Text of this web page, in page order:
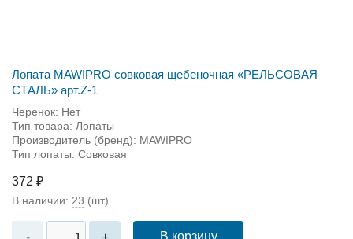
Лопата MAWIPRO совковая щебеночная «РЕЛЬСОВАЯ
СТАЛЬ» арт.Z-1
Черенок: Нет
Тип товара: Лопаты
Производитель (бренд): MAWIPRO
Тип лопаты: Совковая
372 ₽
В наличии: 23 (шт)
В корзину